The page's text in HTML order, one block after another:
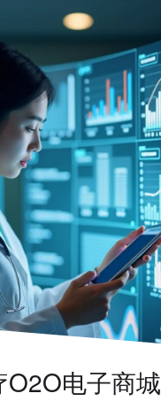
电子商城